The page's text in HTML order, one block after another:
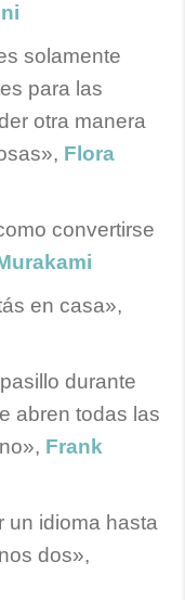
solamente
para las
otra manera
Flora
convertirse
en casa»,
durante
abren todas las
Frank
un idioma hasta
dos»,